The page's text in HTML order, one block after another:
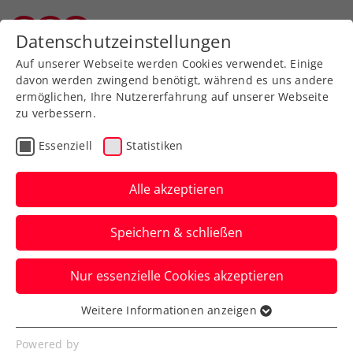
Zurück zur Newsübersicht
ATP
Wimbledon-Traum von
Tagger endet im
Viertelfinale
Trotzdem könnte das ÖTV-
Nachwuchstalent am Montag die
Datenschutzeinstellungen
Auf unserer Webseite werden Cookies verwendet. Einige
davon werden zwingend benötigt, während es uns andere
ermöglichen, Ihre Nutzererfahrung auf unserer Webseite
zu verbessern.
Essenziell Statistiken
Alle akzeptieren
Speichern & schließen
Nur essenzielle Cookies akzeptieren
Essenziell
Essenzielle Cookies werden für grundlegende
Weitere Informationen anzeigen
Powered by